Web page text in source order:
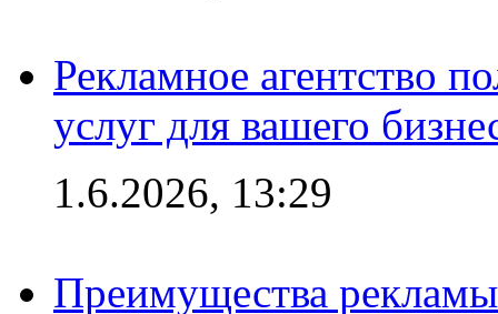
Рекламное агентство
услуг для вашего
1.6.2026, 13:29
Преимущества